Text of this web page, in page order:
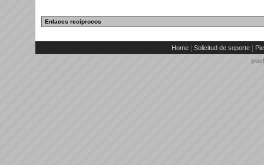
Enlaces recíprocos
Home Solicitud de soporte